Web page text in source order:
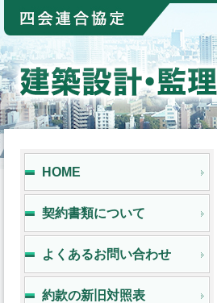
HOME
契約書類について
よくあるお問い合わせ
約款の新旧対照表